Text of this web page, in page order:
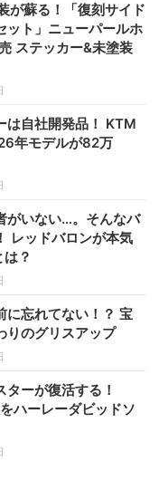
が蘇る！「復刻サイド
ット」ニューパールホ
ステッカー&未塗装
は自社開発品！ KTM
年モデルが82万
がいない…。そんなバ
レッドバロンが本気
？
に忘れてない！？ 宝
りのグリスアップ
ターが復活する！
ハーレーダビッドソ